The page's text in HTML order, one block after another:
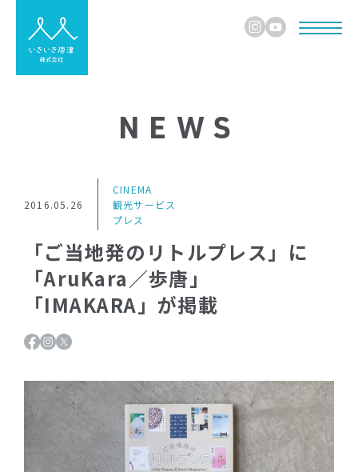
NEWS
2016.05.26
CINEMA
観光サービス
プレス
「ご当地発のリトルプレス」に
「AruKara／歩唐」
「IMAKARA」が掲載